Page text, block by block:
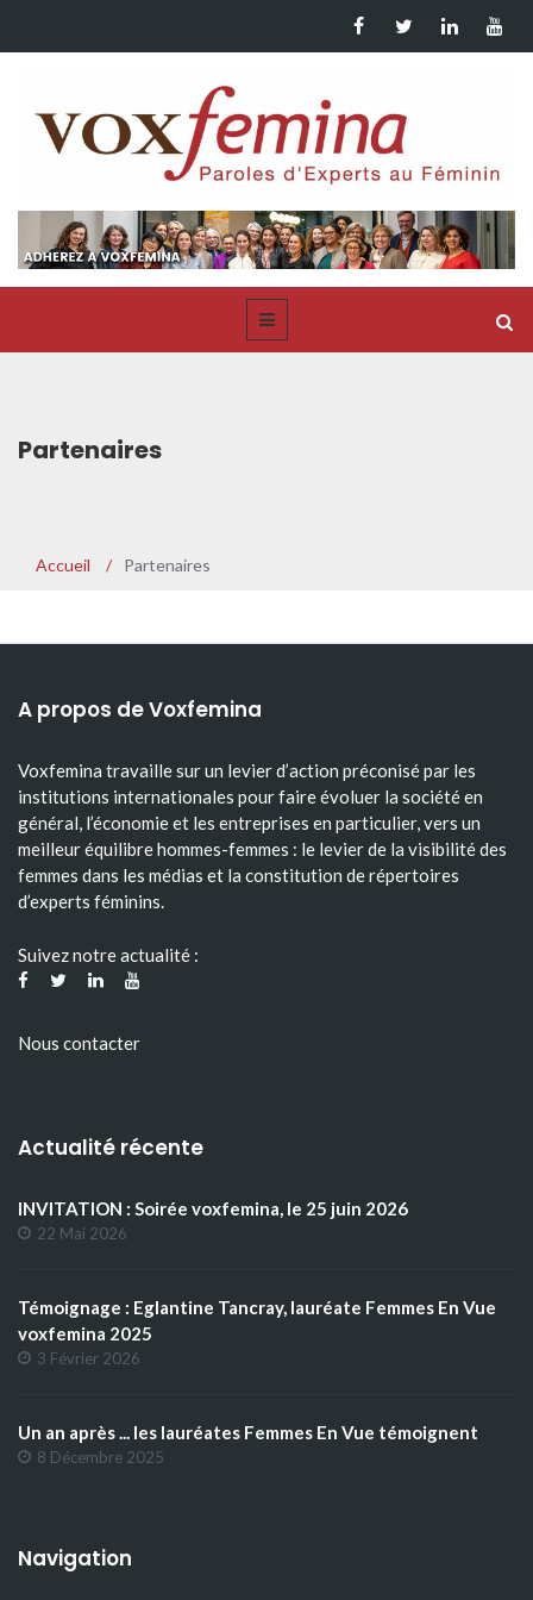
Partenaires
Accueil / Partenaires
A propos de Voxfemina
Voxfemina travaille sur un levier d’action préconisé par les
institutions internationales pour faire évoluer la société en
général, l’économie et les entreprises en particulier, vers un
meilleur équilibre hommes-femmes : le levier de la visibilité des
femmes dans les médias et la constitution de répertoires
d’experts féminins.
Suivez notre actualité :
Nous contacter
Actualité récente
INVITATION : Soirée voxfemina, le 25 juin 2026
22 Mai 2026
Témoignage : Eglantine Tancray, lauréate Femmes En Vue
voxfemina 2025
3 Février 2026
Un an après ... les lauréates Femmes En Vue témoignent
8 Décembre 2025
Navigation